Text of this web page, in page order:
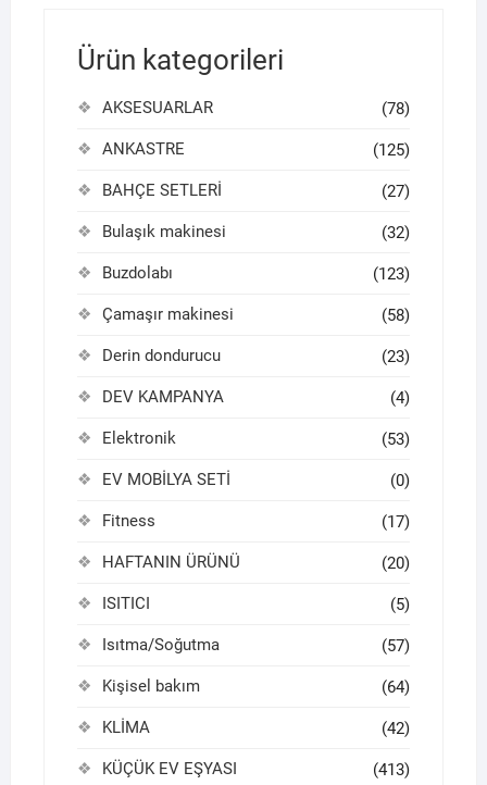
Ürün kategorileri
AKSESUARLAR (78)
ANKASTRE (125)
BAHÇE SETLERİ (27)
Bulaşık makinesi (32)
Buzdolabı (123)
Çamaşır makinesi (58)
Derin dondurucu (23)
DEV KAMPANYA (4)
Elektronik (53)
EV MOBİLYA SETİ (0)
Fitness (17)
HAFTANIN ÜRÜNÜ (20)
ISITICI (5)
Isıtma/Soğutma (57)
Kişisel bakım (64)
KLİMA (42)
KÜÇÜK EV EŞYASI (413)